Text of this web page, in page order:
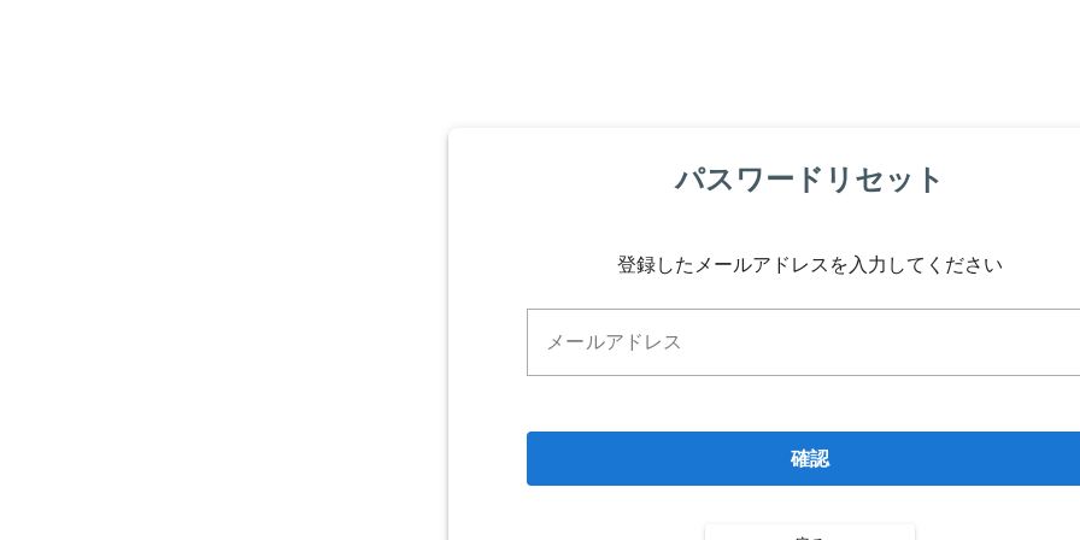
パスワードリセット
登録したメールアドレスを入力してください
メールアドレス
確認